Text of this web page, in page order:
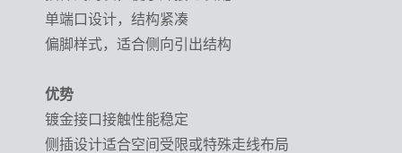
单端口设计，结构紧凑
偏脚样式，适合侧向引出结构
优势
镀金接口接触性能稳定
侧插设计适合空间受限或特殊走线布局